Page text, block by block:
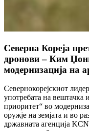
Северна Кореја
дронови – Ким
модернизација на
Севернокорејскиот
употребата на вештачка
приоритет“ во
оружје на земјата и во
државната агенција